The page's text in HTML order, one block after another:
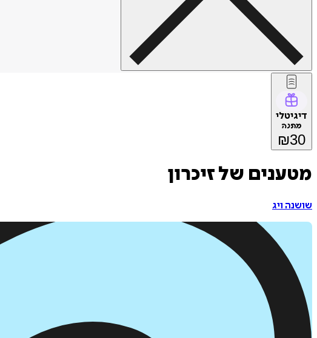
דיגיטלי
מתנה
₪30
מטענים של זיכרון
שושנה ויג